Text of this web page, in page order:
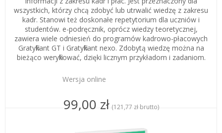
wszystkich, którzy chcą zdobyć lub utrwalić wiedzę z zakresu
kadr. Stanowi też doskonałe repetytorium dla uczniów i
studentów. e-podręcznik, oprócz wiedzy teoretycznej,
zawiera wiele odniesień do programów kadrowo-płacowych
Gratyfikant GT i Gratyfikant nexo. Zdobytą wiedzę można na
bieżąco weryfikować, dzięki licznym przykładom i zadaniom.
Wersja online
99,00 zł (121,77 zł brutto)